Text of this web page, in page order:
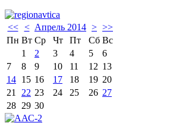
<< < Апрель 2014 > >>
Пн Вт Ср Чт Пт Сб Вс
1
2 3 4 5
6
7
8 9 10 11 12 13
14 15 16 17 18 19 20
21
22 23 24 25 26 27
28 29 30